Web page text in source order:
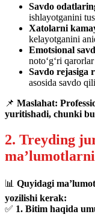
Savdo
ishlayotganini
Xatolarni
kelayotganini
Emotsional
noto‘g‘ri
Savdo rejasiga
asosida savdo
📌 Maslahat:
yuritishadi, chunki
2. Treyding
📊 Quyidagi
yozilishi kerak:
✅ 1. Bitim haqida